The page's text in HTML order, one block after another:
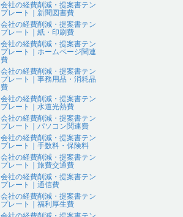
会社の経費削減・提案書テン
プレート｜新聞図書費
会社の経費削減・提案書テン
プレート｜紙・印刷費
会社の経費削減・提案書テン
プレート｜ホームページ関連
費
会社の経費削減・提案書テン
プレート｜事務用品・消耗品
費
会社の経費削減・提案書テン
プレート｜水道光熱費
会社の経費削減・提案書テン
プレート｜パソコン関連費
会社の経費削減・提案書テン
プレート｜手数料・保険料
会社の経費削減・提案書テン
プレート｜旅費交通費
会社の経費削減・提案書テン
プレート｜通信費
会社の経費削減・提案書テン
プレート｜福利厚生費